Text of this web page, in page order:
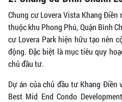
Chung cư Lovera Vista Khang
thuộc khu Phong Phú, Quận Bình
cư Lovera Park hiện hữu tạo nên
động. Đặc biệt là mục tiêu quy
chủ đầu tư.
Dự án của chủ đầu tư Khang
Best Mid End Condo